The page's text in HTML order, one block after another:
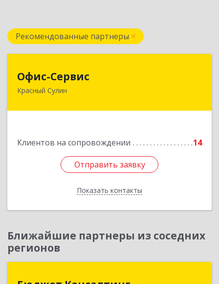
Рекомендованные партнеры
Офис-Сервис
Красный Сулин
Клиентов на сопровождении 14
Отправить заявку
Показать контакты
346350, Ростовская обл, р-н Красносулинский,
Отправить заявку
Назад
Ближайшие партнеры из соседних
регионов